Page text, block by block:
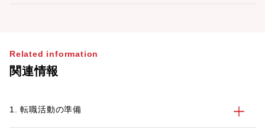
Related information
関連情報
1. 転職活動の準備